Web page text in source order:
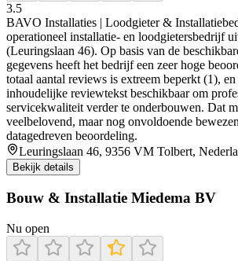
3.5
BAVO Installaties | Loodgieter &
operationeel installatie- en loodgietersbedrijf
(Leuringslaan 46). Op basis van de
gegevens heeft het bedrijf een zeer hoge
totaal aantal reviews is extreem beperkt (1), en
inhoudelijke reviewtekst beschikbaar om
servicekwaliteit verder te onderbouwen. Dat
veelbelovend, maar nog onvoldoende
datagedreven beoordeling.
Leuringslaan 46, 9356 VM Tolbert,
Bekijk details
Bouw & Installatie Miedema BV
Nu open